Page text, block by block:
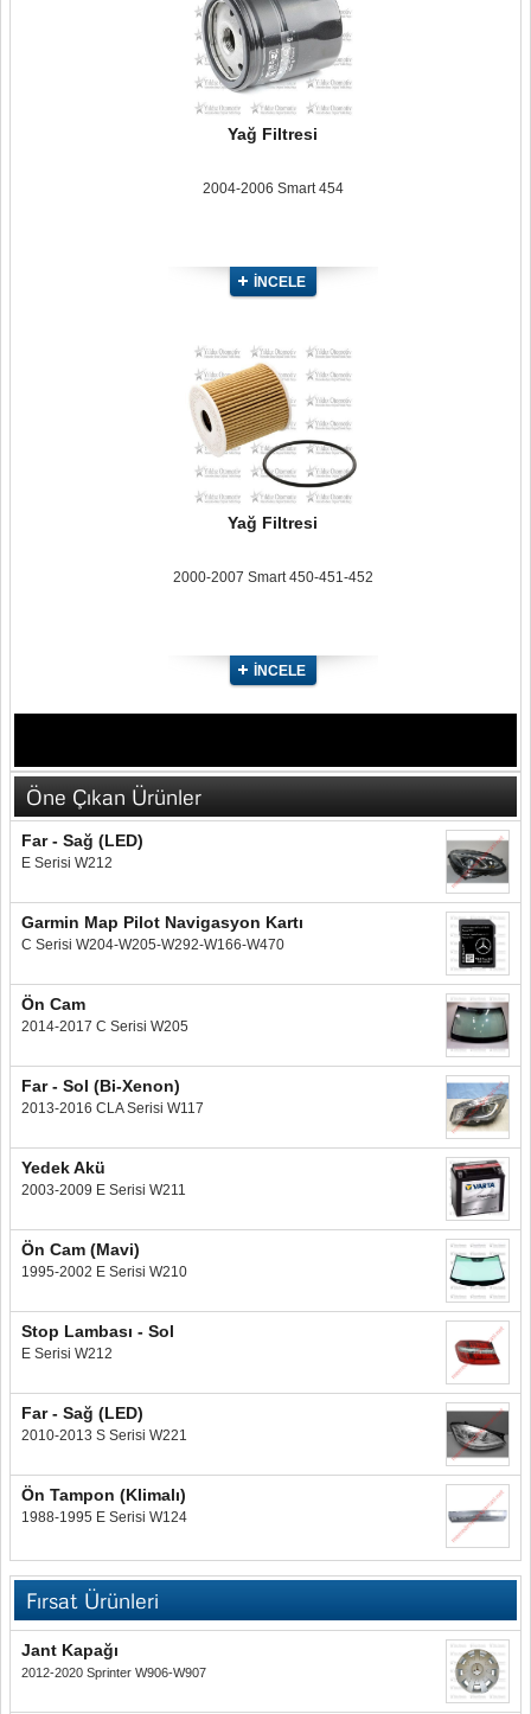
Yağ Filtresi
2004-2006 Smart 454
İNCELE
Yağ Filtresi
2000-2007 Smart 450-451-452
İNCELE
Öne Çıkan Ürünler
Far - Sağ (LED)
E Serisi W212
Garmin Map Pilot Navigasyon Kartı
C Serisi W204-W205-W292-W166-W470
Ön Cam
2014-2017 C Serisi W205
Far - Sol (Bi-Xenon)
2013-2016 CLA Serisi W117
Yedek Akü
2003-2009 E Serisi W211
Ön Cam (Mavi)
1995-2002 E Serisi W210
Stop Lambası - Sol
E Serisi W212
Far - Sağ (LED)
2010-2013 S Serisi W221
Ön Tampon (Klimalı)
1988-1995 E Serisi W124
Fırsat Ürünleri
Jant Kapağı
2012-2020 Sprinter W906-W907